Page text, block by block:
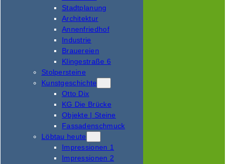
Stadtplanung
Architektur
Annenfriedhof
Industrie
Brauereien
Klingestraße 6
Stolpersteine
Kunstgeschichte
Otto Dix
KG Die Brücke
Objekte | Steine
Fassadenschmuck
Löbtau heute
Impressionen 1
Impressionen 2